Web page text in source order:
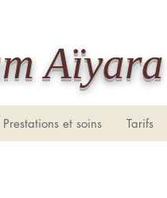
Prestations et soins Tarifs